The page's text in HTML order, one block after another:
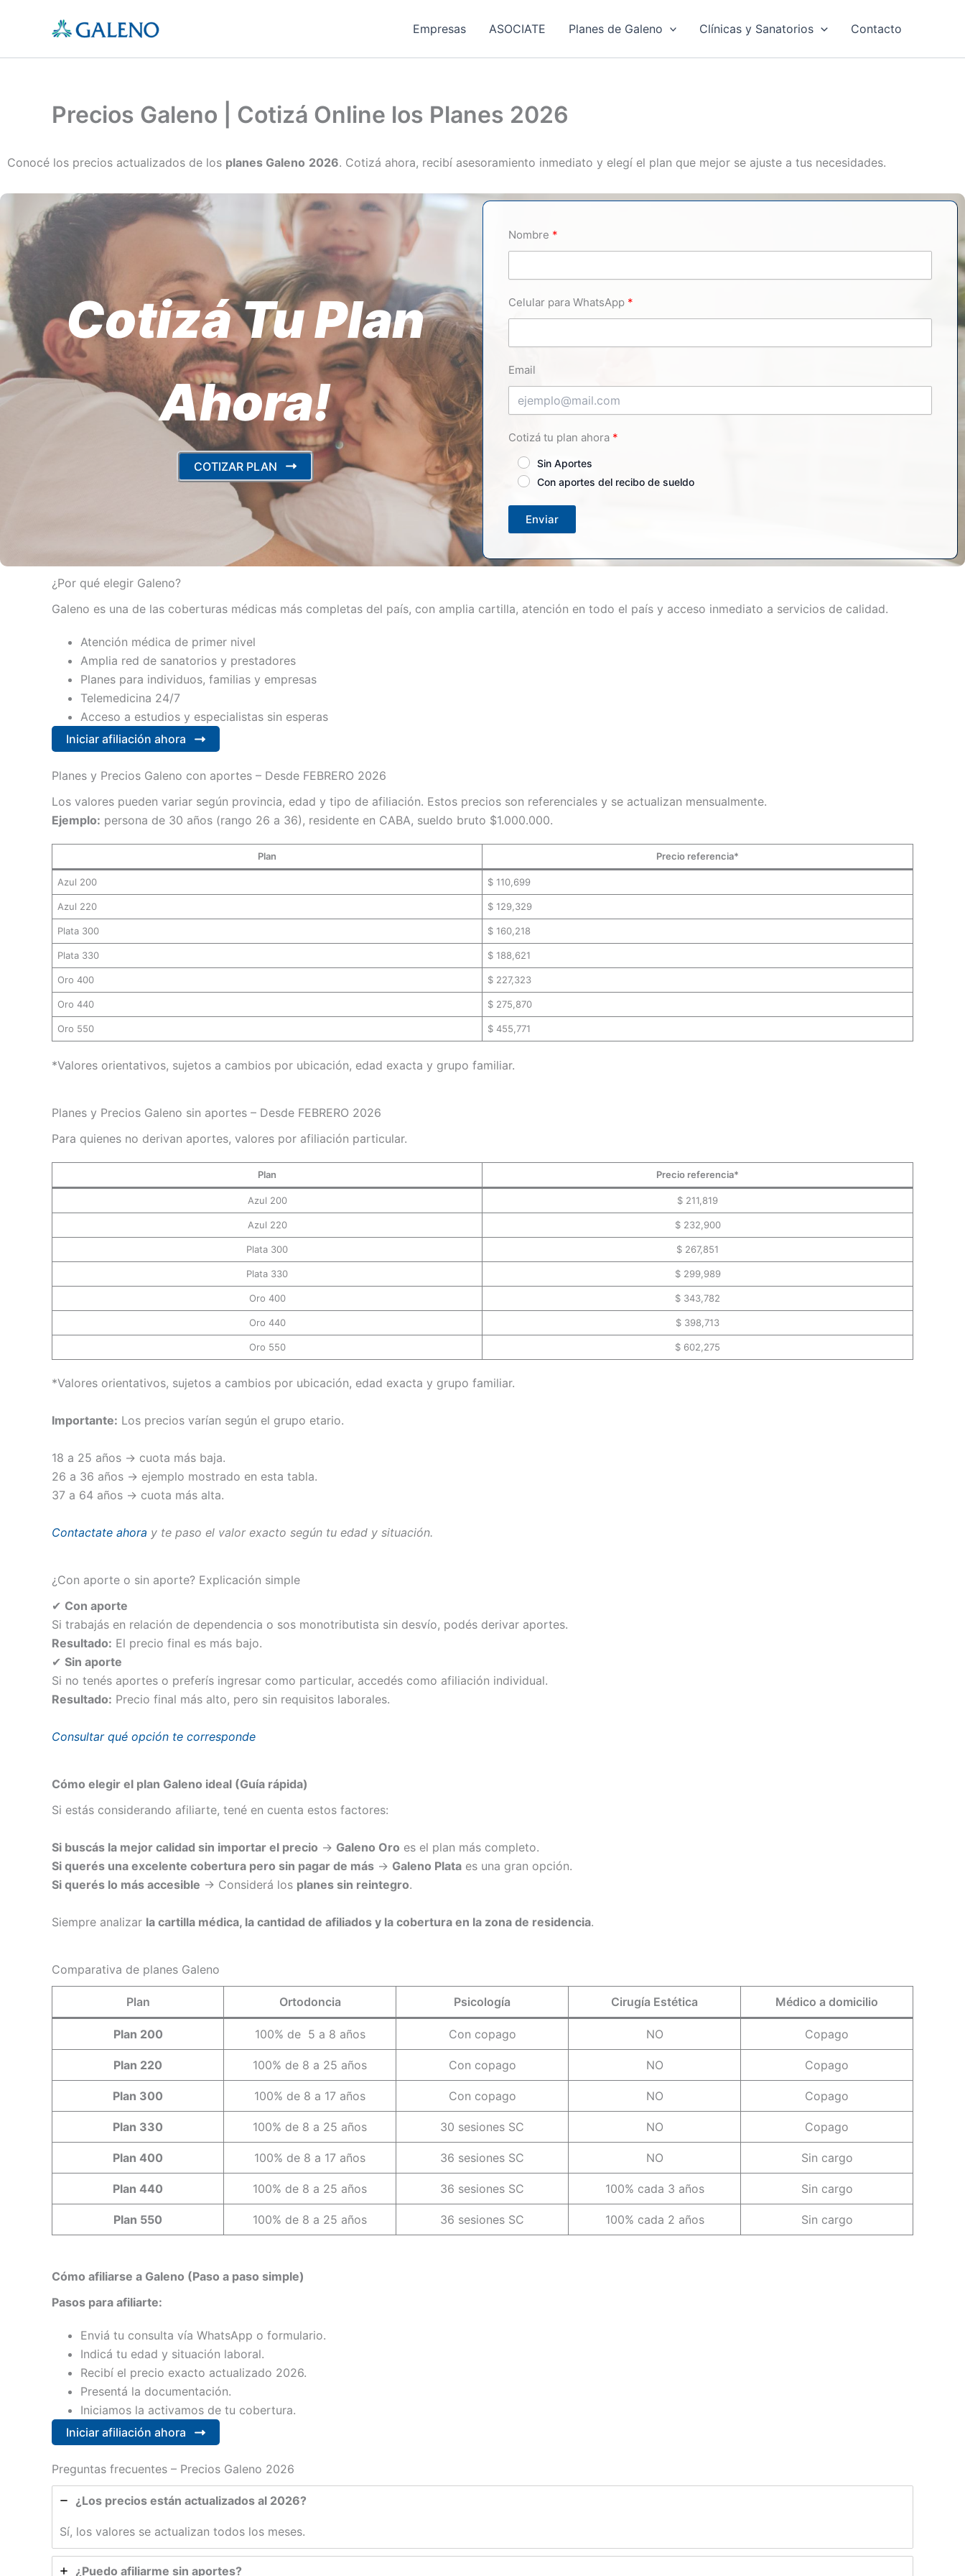
Empresas ASOCIATE Planes de Galeno Clínicas y Sanatorios Contacto
Precios Galeno | Cotizá Online los Planes 2026
Conocé los precios actualizados de los planes Galeno 2026. Cotizá ahora, recibí asesoramiento inmediato y elegí el plan que mejor se ajuste a tus necesidades.
Cotizá Tu Plan
Ahora!
COTIZAR PLAN
Nombre
Celular para WhatsApp
Email
Cotizá tu plan ahora
Sin Aportes
Con aportes del recibo de sueldo
Enviar
¿Por qué elegir Galeno?
Galeno es una de las coberturas médicas más completas del país, con amplia cartilla, atención en todo el país y acceso inmediato a servicios de calidad.
Atención médica de primer nivel
Amplia red de sanatorios y prestadores
Planes para individuos, familias y empresas
Telemedicina 24/7
Acceso a estudios y especialistas sin esperas
Iniciar afiliación ahora
Planes y Precios Galeno con aportes – Desde FEBRERO 2026
Los valores pueden variar según provincia, edad y tipo de afiliación. Estos precios son referenciales y se actualizan mensualmente.
Ejemplo: persona de 30 años (rango 26 a 36), residente en CABA, sueldo bruto $1.000.000.
Plan Precio referencia*
Azul 200 $ 110,699
Azul 220 $ 129,329
Plata 300 $ 160,218
Plata 330 $ 188,621
Oro 400 $ 227,323
Oro 440 $ 275,870
Oro 550 $ 455,771
*Valores orientativos, sujetos a cambios por ubicación, edad exacta y grupo familiar.
Planes y Precios Galeno sin aportes – Desde FEBRERO 2026
Para quienes no derivan aportes, valores por afiliación particular.
Plan Precio referencia*
Azul 200 $ 211,819
Azul 220 $ 232,900
Plata 300 $ 267,851
Plata 330 $ 299,989
Oro 400 $ 343,782
Oro 440 $ 398,713
Oro 550 $ 602,275
*Valores orientativos, sujetos a cambios por ubicación, edad exacta y grupo familiar.
Importante: Los precios varían según el grupo etario.
18 a 25 años → cuota más baja.
26 a 36 años → ejemplo mostrado en esta tabla.
37 a 64 años → cuota más alta.
Contactate ahora y te paso el valor exacto según tu edad y situación.
¿Con aporte o sin aporte? Explicación simple
✔ Con aporte
Si trabajás en relación de dependencia o sos monotributista sin desvío, podés derivar aportes.
Resultado: El precio final es más bajo.
✔ Sin aporte
Si no tenés aportes o preferís ingresar como particular, accedés como afiliación individual.
Resultado: Precio final más alto, pero sin requisitos laborales.
Consultar qué opción te corresponde
Cómo elegir el plan Galeno ideal (Guía rápida)
Si estás considerando afiliarte, tené en cuenta estos factores:
Si buscás la mejor calidad sin importar el precio → Galeno Oro es el plan más completo.
Si querés una excelente cobertura pero sin pagar de más → Galeno Plata es una gran opción.
Si querés lo más accesible → Considerá los planes sin reintegro.
Siempre analizar la cartilla médica, la cantidad de afiliados y la cobertura en la zona de residencia.
Comparativa de planes Galeno
Plan Ortodoncia Psicología Cirugía Estética Médico a domicilio
Plan 200 100% de 5 a 8 años Con copago NO Copago
Plan 220 100% de 8 a 25 años Con copago NO Copago
Plan 300 100% de 8 a 17 años Con copago NO Copago
Plan 330 100% de 8 a 25 años 30 sesiones SC NO Copago
Plan 400 100% de 8 a 17 años 36 sesiones SC NO Sin cargo
Plan 440 100% de 8 a 25 años 36 sesiones SC 100% cada 3 años Sin cargo
Plan 550 100% de 8 a 25 años 36 sesiones SC 100% cada 2 años Sin cargo
Cómo afiliarse a Galeno (Paso a paso simple)
Pasos para afiliarte:
Enviá tu consulta vía WhatsApp o formulario.
Indicá tu edad y situación laboral.
Recibí el precio exacto actualizado 2026.
Presentá la documentación.
Iniciamos la activamos de tu cobertura.
Iniciar afiliación ahora
Preguntas frecuentes – Precios Galeno 2026
¿Los precios están actualizados al 2026?
Sí, los valores se actualizan todos los meses.
¿Puedo afiliarme sin aportes?